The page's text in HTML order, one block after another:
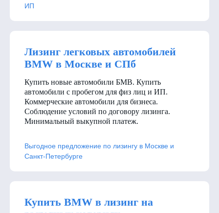
ИП
Лизинг легковых автомобилей
BMW в Москве и СПб
Купить новые автомобили БМВ. Купить
автомобили с пробегом для физ лиц и ИП.
Коммерческие автомобили для бизнеса.
Соблюдение условий по договору лизинга.
Минимальный выкупной платеж.
Выгодное предложение по лизингу в Москве и
Санкт-Петербурге
Купить BMW в лизинг на